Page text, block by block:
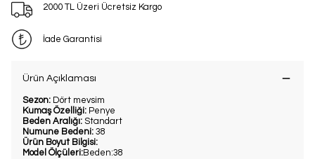
2000 TL Üzeri Ücretsiz Kargo
İade Garantisi
Ürün Açıklaması
Sezon: Dört mevsim
Kumaş Özelliği: Penye
Beden Aralığı: Standart
Numune Bedeni: 38
Ürün Boyut Bilgisi:
Model Ölçüleri:Beden:38